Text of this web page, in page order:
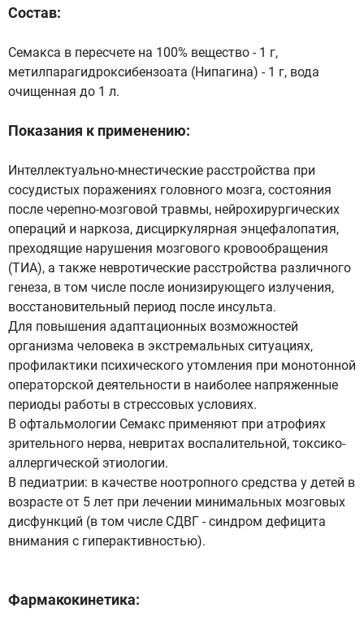
Состав:
Семакса в пересчете на 100% вещество - 1 г,
метилпарагидроксибензоата (Нипагина) - 1 г, вода
очищенная до 1 л.
Показания к применению:
Интеллектуально-мнестические расстройства при
сосудистых поражениях головного мозга, состояния
после черепно-мозговой травмы, нейрохирургических
операций и наркоза, дисциркулярная энцефалопатия,
преходящие нарушения мозгового кровообращения
(ТИА), а также невротические расстройства различного
генеза, в том числе после ионизирующего излучения,
восстановительный период после инсульта.
Для повышения адаптационных возможностей
организма человека в экстремальных ситуациях,
профилактики психического утомления при монотонной
операторской деятельности в наиболее напряженные
периоды работы в стрессовых условиях.
В офтальмологии Семакс применяют при атрофиях
зрительного нерва, невритах воспалительной, токсико-
аллергической этиологии.
В педиатрии: в качестве ноотропного средства у детей в
возрасте от 5 лет при лечении минимальных мозговых
дисфункций (в том числе СДВГ - синдром дефицита
внимания с гиперактивностью).
Фармакокинетика: